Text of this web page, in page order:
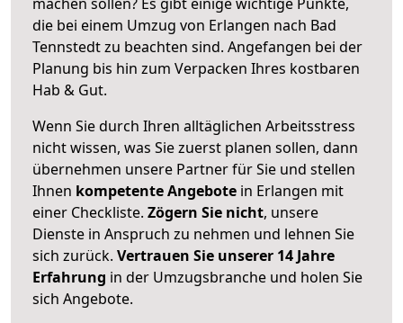
die bei einem Umzug von Erlangen nach Bad
Tennstedt zu beachten sind. Angefangen bei der
Planung bis hin zum Verpacken Ihres kostbaren
Hab & Gut.
Wenn Sie durch Ihren alltäglichen Arbeitsstress
nicht wissen, was Sie zuerst planen sollen, dann
übernehmen unsere Partner für Sie und stellen
Ihnen kompetente Angebote in Erlangen mit
einer Checkliste. Zögern Sie nicht, unsere
Dienste in Anspruch zu nehmen und lehnen Sie
sich zurück. Vertrauen Sie unserer 14 Jahre
Erfahrung in der Umzugsbranche und holen Sie
sich Angebote.